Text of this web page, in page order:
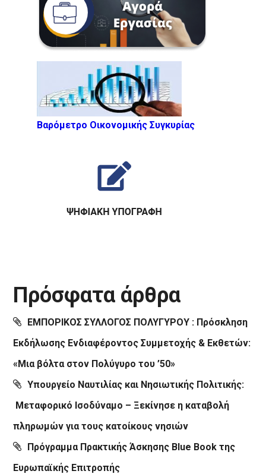
Βαρόμετρο Οικονομικής Συγκυρίας
Πρόσφατα άρθρα
ΕΜΠΟΡΙΚΟΣ ΣΥΛΛΟΓΟΣ ΠΟΛΥΓΥΡΟΥ : Πρόσκληση
Εκδήλωσης Ενδιαφέροντος Συμμετοχής & Εκθετών:
«Μια βόλτα στον Πολύγυρο του ’50»
Υπουργείο Ναυτιλίας και Νησιωτικής Πολιτικής:
Μεταφορικό Ισοδύναμο – Ξεκίνησε η καταβολή
πληρωμών για τους κατοίκους νησιών
Πρόγραμμα Πρακτικής Άσκησης Blue Book της
Ευρωπαϊκής Επιτροπής